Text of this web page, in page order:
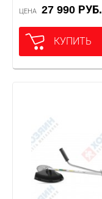
ЦЕНА 27 990 РУБ.
КУПИТЬ